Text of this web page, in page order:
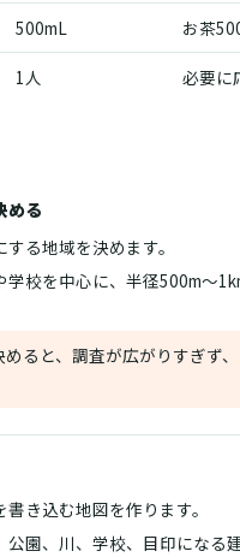
500mL お茶
1人 必要に
める
する地域を決めます。
学校を中心に、半径500m〜
ると、調査が広がりすぎず
書き込む地図を作ります。
公園、川、学校、目印になる